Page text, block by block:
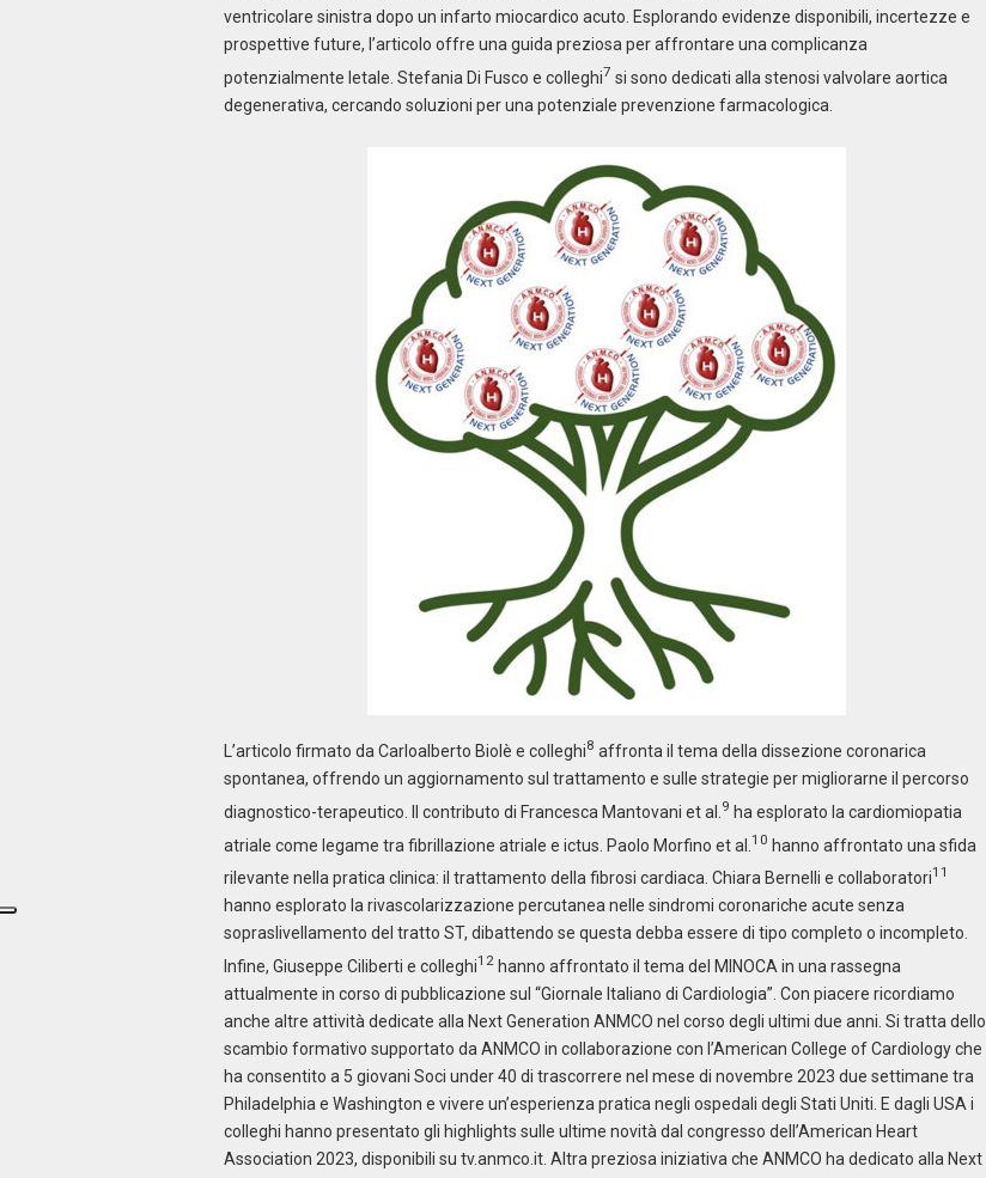
ventricolare sinistra dopo un infarto miocardico acuto. Esplorando evidenze disponibili, incertezze e
prospettive future, l’articolo offre una guida preziosa per affrontare una complicanza
potenzialmente letale. Stefania Di Fusco e colleghi7 si sono dedicati alla stenosi valvolare aortica
degenerativa, cercando soluzioni per una potenziale prevenzione farmacologica.
L’articolo firmato da Carloalberto Biolè e colleghi8 affronta il tema della dissezione coronarica
spontanea, offrendo un aggiornamento sul trattamento e sulle strategie per migliorarne il percorso
diagnostico-terapeutico. Il contributo di Francesca Mantovani et al. 9 ha esplorato la cardiomiopatia
atriale come legame tra fibrillazione atriale e ictus. Paolo Morfino et al. 10 hanno affrontato una sfida
rilevante nella pratica clinica: il trattamento della fibrosi cardiaca. Chiara Bernelli e collaboratori11
hanno esplorato la rivascolarizzazione percutanea nelle sindromi coronariche acute senza
sopraslivellamento del tratto ST, dibattendo se questa debba essere di tipo completo o incompleto.
Infine, Giuseppe Ciliberti e colleghi12hanno affrontato il tema del MINOCA in una rassegna
attualmente in corso di pubblicazione sul “Giornale Italiano di Cardiologia”. Con piacere ricordiamo
anche altre attività dedicate alla Next Generation ANMCO nel corso degli ultimi due anni. Si tratta dello
scambio formativo supportato da ANMCO in collaborazione con l’American College of Cardiology che
ha consentito a 5 giovani Soci under 40 di trascorrere nel mese di novembre 2023 due settimane tra
Philadelphia e Washington e vivere un’esperienza pratica negli ospedali degli Stati Uniti. E dagli USA i
colleghi hanno presentato gli highlights sulle ultime novità dal congresso dell’American Heart
Association 2023, disponibili su tv.anmco.it. Altra preziosa iniziativa che ANMCO ha dedicato alla Next